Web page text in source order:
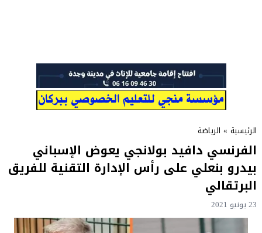
الرئيسية » الرياضة
الفرنسي دافيد بولانجي يعوض الإسباني
بيدرو بنعلي على رأس الإدارة التقنية للفريق
البرتقالي
23 يونيو 2021